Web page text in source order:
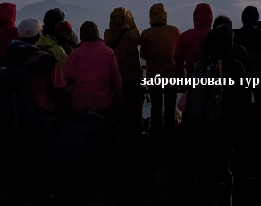
забронировать тур